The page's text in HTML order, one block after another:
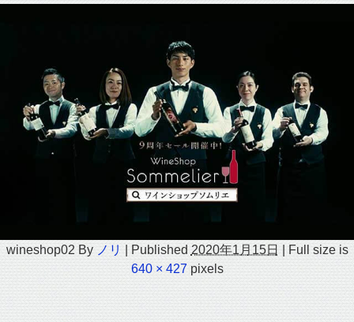
wineshop02 By ノリ Published 2020年1月15日
Full size is
640 × 427 pixels